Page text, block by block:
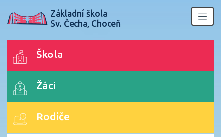
Základní škola
Sv. Čecha, Choceň
Škola
Žáci
Rodiče